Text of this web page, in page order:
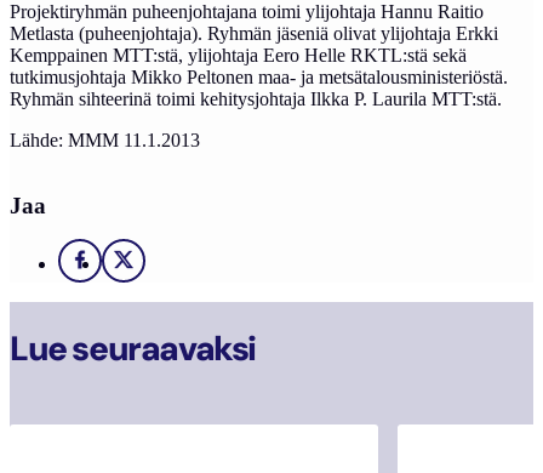
Projektiryhmän puheenjohtajana toimi ylijohtaja Hannu Raitio
Metlasta (puheenjohtaja). Ryhmän jäseniä olivat ylijohtaja Erkki
Kemppainen MTT:stä, ylijohtaja Eero Helle RKTL:stä sekä
tutkimusjohtaja Mikko Peltonen maa- ja metsätalousministeriöstä.
Ryhmän sihteerinä toimi kehitysjohtaja Ilkka P. Laurila MTT:stä.
Lähde: MMM 11.1.2013
Jaa
Facebook
X
Lue seuraavaksi